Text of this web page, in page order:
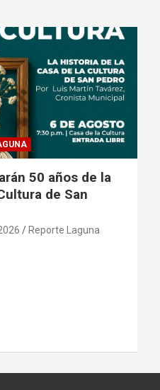
50 años de la
de San
Reporte Laguna